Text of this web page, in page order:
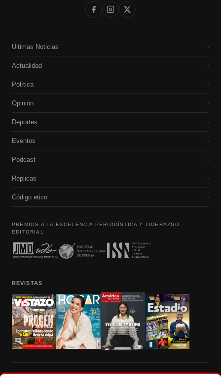
Últimas Noticias ›
Actualidad ›
Política ›
Opinión ›
Deportes ›
Eventos ›
Podcast ›
Réplicas ›
Código etico ›
PREMIOS A LA EXCELENCIA PERIODÍSTICA Y LIDERAZGO
EDITORIAL
REVISTAS